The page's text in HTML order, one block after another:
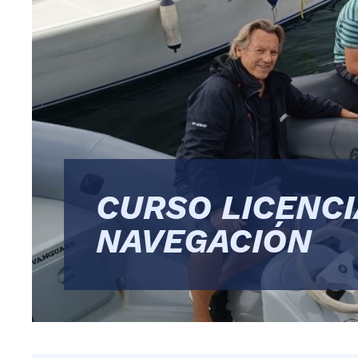
CURSO
NAVEGACIÓN